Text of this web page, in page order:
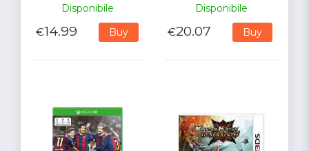
Disponibile
€14.99 Buy
Disponibile
€20.07 Buy